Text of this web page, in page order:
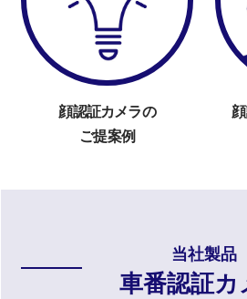
顔認証カメラの
ご提案例
当社製品
車番認証カ